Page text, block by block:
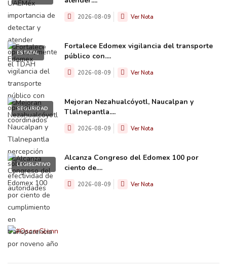
2026-08-09 Ver Nota
ESTATAL
Fortalece Edomex vigilancia del transporte
público con....
2026-08-09 Ver Nota
SEGURIDAD
Mejoran Nezahualcóyotl, Naucalpan y
Tlalnepantla....
2026-08-09 Ver Nota
LEGISLATIVO
Alcanza Congreso del Edomex 100 por
ciento de....
2026-08-09 Ver Nota